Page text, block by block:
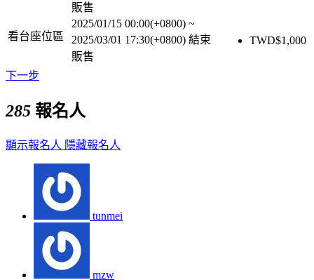
販售
看台座位區
2025/01/15 00:00(+0800) ~
2025/03/01 17:30(+0800) 結束
販售
TWD$1,000
下一步
285 報名人
顯示報名人 隱藏報名人
tunmei
mzw